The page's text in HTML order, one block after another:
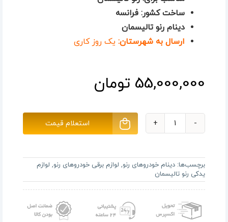
ساخت کشور: فرانسه
دینام رنو تالیسمان
ارسال به شهرستان: یک روز کاری
55,000,000 تومان
تالیسمان
عدد
استعلام قیمت
برچسب‌ها: دینام خودروهای رنو, لوازم برقی خودروهای رنو, لوازم
یدکی رنو تالیسمان